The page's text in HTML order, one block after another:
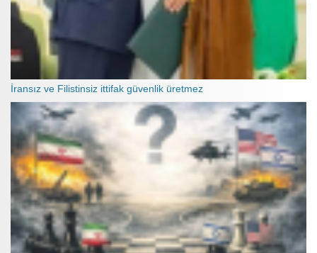
İransız ve Filistinsiz ittifak güvenlik üretmez